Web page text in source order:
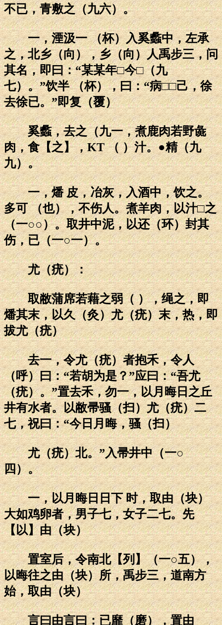
不已，青敷之（九六）。
一，湮汲一 （杯）入奚蠡中，左承
之，北乡（向），乡（向）人禹步三，问
其名，即曰：“某某年□今□（九
七）。”饮半 （杯），曰：“病□□己，徐
去徐已。”即复（覆）
奚蠡，去之（九一，煮鹿肉若野彘
肉，食【之】，KT （ ）汁。●精（九
九）。
一，燔 皮，冶灰，入酒中，饮之。
多可 （也），不伤人。煮羊肉，以汁□之
（一○○）。取井中泥，以还（环）封其
伤，已（一○一）。
尤（疣）：
取敝蒲席若藉之弱（ ），绳之，即
燔其末，以久（灸）尤（疣）末，热，即
拔尤（疣）
去一，令尤（疣）者抱禾，令人
（呼）曰：“若胡为是？”应曰：“吾尤
（疣）。”置去禾，勿一，以月晦日之丘
井有水者。以敝帚骚（扫）尤（疣）二
七，祝曰：“今日月晦，骚（扫）
尤（疣）北。”入帚井中（一○
四）。
一，以月晦日日下 时，取由（块）
大如鸡卵者，男子七，女子二七。先
【以】由（块）
置室后，令南北【列】（一○五），
以晦往之由（块）所，禹步三，道南方
始，取由（块）
言曰由言曰：已靡（磨），置由